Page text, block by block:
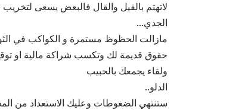
لاتهتم بالقيل والقال فالبعض يسعى
الجدي…
مازالت الحظوظ مستمرة و الكواكب في
حقوق قديمة لك وتكسب شراكة مالية او
ولقاء يجمعك بالحبيب
الدلو..
ستنتهي الضغوطات وعليك الاستعداد من